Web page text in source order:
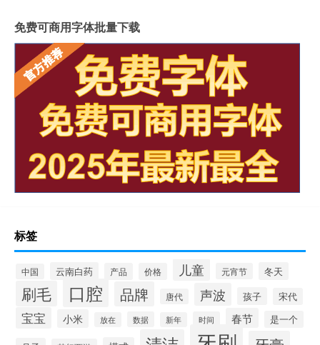
免费可商用字体批量下载
标签
中国 云南白药 产品 价格 儿童 元宵节 冬天
刷毛 口腔 品牌 唐代 声波 孩子 宋代
宝宝 小米 放在 数据 新年 时间 春节 是一个